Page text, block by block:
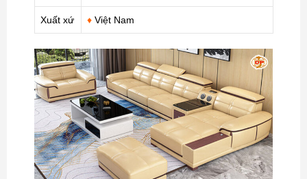
Xuất xứ ♦ Việt Nam